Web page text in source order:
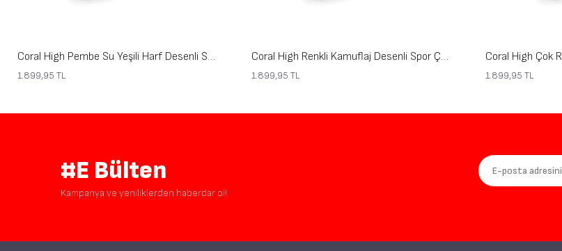
Coral High Pembe Su Yeşili Harf Desenli Spor Çantası 27551
1.899,95 TL
Coral High Renkli Kamuflaj Desenli Spor Çantası 27549
1.899,95 TL 1.899,95 TL
#E Bülten
Kampanya ve yeniliklerden haberdar ol!